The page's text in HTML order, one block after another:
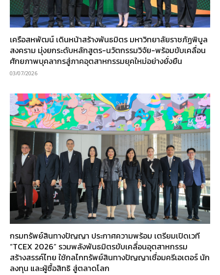
เครือสหพัฒน์ เดินหน้าสร้างพันธมิตร มหาวิทยาลัยราชภัฏพิบูล
สงคราม มุ่งยกระดับหลักสูตร-นวัตกรรมวิจัย-พร้อมขับเคลื่อน
ศักยภาพบุคลากรสู่ภาคอุตสาหกรรมยุคใหม่อย่างยั่งยืน
03/07/2026
กรมทรัพย์สินทางปัญญา ประกาศความพร้อม เตรียมเปิดเวที
“TCEX 2026” รวมพลังพันธมิตรขับเคลื่อนอุตสาหกรรม
สร้างสรรค์ไทย ใช้กลไกทรัพย์สินทางปัญญาเชื่อมครีเอเตอร์ นัก
ลงทุน และผู้ซื้อสิทธิ สู่ตลาดโลก